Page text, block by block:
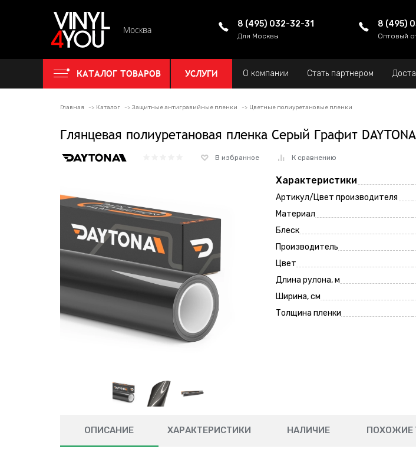
Москва
8 (495) 032-32-31
Для Москвы
8 (495)
Оптовый
КАТАЛОГ ТОВАРОВ УСЛУГИ О компании Стать партнером
Главная Каталог Защитные антигравийные пленки Цветные полиуретановые пленки
Глянцевая полиуретановая пленка Серый Графит
В избранное К сравнению
Характеристики
Артикул/Цвет производителя
Материал
Блеск
Производитель
Цвет
Длина рулона, м
Ширина, см
Толщина пленки
ОПИСАНИЕ ХАРАКТЕРИСТИКИ НАЛИЧИЕ ПОХОЖИЕ